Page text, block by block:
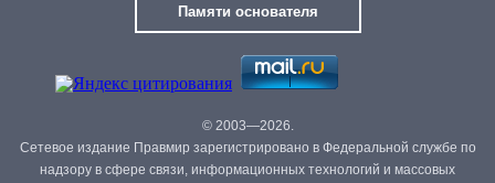
Памяти основателя
© 2003—2026.
Сетевое издание Правмир зарегистрировано в Федеральной службе по
надзору в сфере связи, информационных технологий и массовых